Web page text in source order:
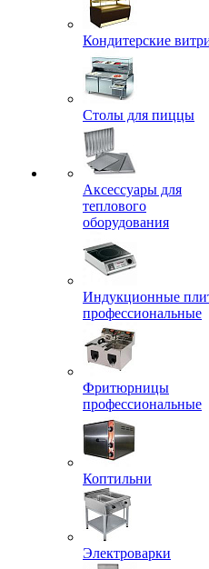
Кондитерские
Столы для пиццы
Аксессуары для
теплового
оборудования
Индукционные
профессиональные
Фритюрницы
профессиональные
Коптильни
Электроварки